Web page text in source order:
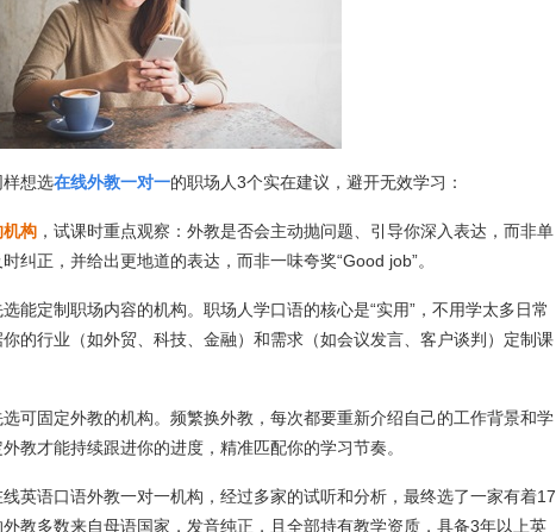
想选在线外教一对一的职场人3个实在建议，避开无效学习：
机构 ，试课时重点观察：外教是否会主动抛问题、引导你深入表达，而非单
纠正，并给出更地道的表达，而非一味夸奖“Good job”。
选能定制职场内容的机构。职场人学口语的核心是“实用”，不用学太多日常
的行业（如外贸、科技、金融）和需求（如会议发言、客户谈判）定制课
选可固定外教的机构。频繁换外教，每次都要重新介绍自己的工作背景和学
教才能持续跟进你的进度，精准匹配你的学习节奏。
英语口语外教一对一机构，经过多家的试听和分析，最终选了一家有着17
教多数来自母语国家，发音纯正，且全部持有教学资质，具备3年以上英